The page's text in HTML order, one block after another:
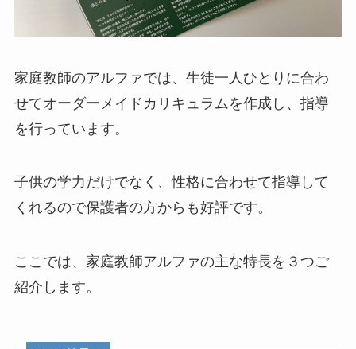
家庭教師のアルファでは、生徒一人ひとりに合わ
せてオーダーメイドカリキュラムを作成し、指導
を行っています。
子供の学力だけでなく、性格に合わせて指導して
くれるので保護者の方からも好評です。
ここでは、家庭教師アルファの主な特長を３つご
紹介します。